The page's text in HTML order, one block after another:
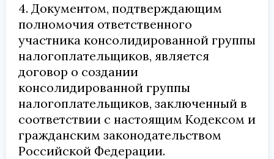
4. Документом, подтверждающим
полномочия ответственного
участника консолидированной группы
налогоплательщиков, является
договор о создании
консолидированной группы
налогоплательщиков, заключенный в
соответствии с настоящим Кодексом и
гражданским законодательством
Российской Федерации.